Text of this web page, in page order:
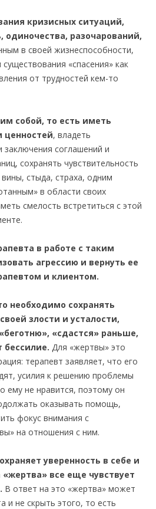
кризисных ситуаций,
одиночества, разочарований,
в своей жизнеспособности,
«спасения» как
от трудностей кем-то
собой, то есть иметь
ценностей, владеть
соглашений и
сохранять чувствительность
стыда, страха, одним
в области своих
смелость встретиться с этой
в работе с таким
агрессию и вернуть ее
и клиентом.
необходимо сохранять
злости и усталости,
«сдастся» раньше,
бессилие. Для «жертвы» это
терапевт заявляет, что его
усилия к решению проблемы
ему не нравится, поэтому он
оказывать помощь,
фокус внимания с
на отношения с ним.
уверенность в себе и
все еще чувствует
В ответ на это «жертва» может
и не скрыть этого, то есть